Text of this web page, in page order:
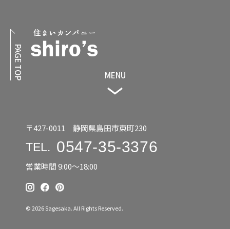
MENU
〒427-0011 静岡県島田市東町230
TEL. 0547-35-3376
営業時間 9:00〜18:00
PAGE TOP
© 2026 Sagesaka. All Rights Reserved.